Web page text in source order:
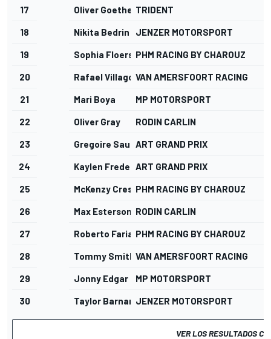
17 Oliver Goethe TRIDENT
18 Nikita Bedrin JENZER MOTORSPORT
19 Sophia FloerschPHM RACING BY CHAROUZ
20 Rafael VillagomezVAN AMERSFOORT RACING
21 Mari Boya MP MOTORSPORT
22 Oliver Gray RODIN CARLIN
23 Gregoire SaucyART GRAND PRIX
24 Kaylen FrederickART GRAND PRIX
25 McKenzy CresswellPHM RACING BY CHAROUZ
26 Max Esterson RODIN CARLIN
27 Roberto Faria PHM RACING BY CHAROUZ
28 Tommy Smith VAN AMERSFOORT RACING
29 Jonny Edgar MP MOTORSPORT
30 Taylor BarnardJENZER MOTORSPORT
VER LOS RESULTADOS